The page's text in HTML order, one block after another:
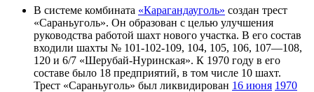
В системе комбината «Карагандауголь» создан трест
«Сараньуголь». Он образован с целью улучшения
руководства работой шахт нового участка. В его состав
входили шахты № 101-102-109, 104, 105, 106, 107—108,
120 и 6/7 «Шерубай-Нуринская». К 1970 году в его
составе было 18 предприятий, в том числе 10 шахт.
Трест «Сараньуголь» был ликвидирован 16 июня 1970